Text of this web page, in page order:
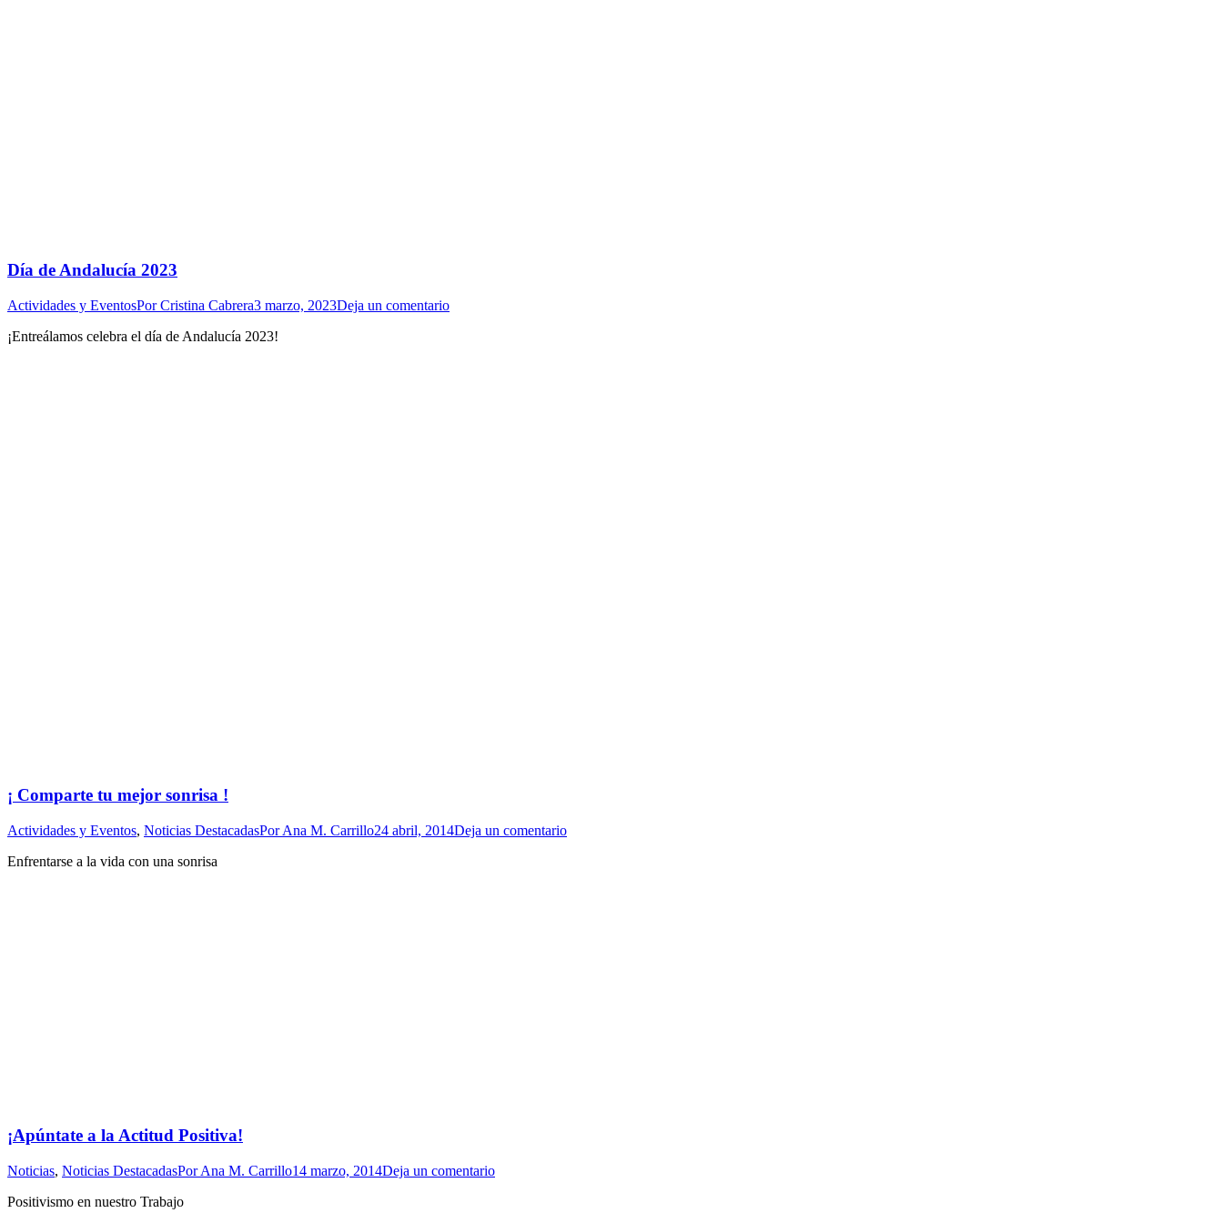
Día de Andalucía 2023
Actividades y EventosPorCristina Cabrera3 marzo, 2023Deja un comentario
¡Entreálamos celebra el día de Andalucía 2023!
¡ Comparte tu mejor sonrisa !
Actividades y Eventos, Noticias DestacadasPorAna M. Carrillo24 abril, 2014Deja un comentario
Enfrentarse a la vida con una sonrisa
¡Apúntate a la Actitud Positiva!
Noticias, Noticias DestacadasPorAna M. Carrillo14 marzo, 2014Deja un comentario
Positivismo en nuestro Trabajo